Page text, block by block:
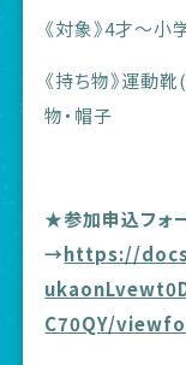
《対象》4才〜小
《持ち物》運動
物・帽子
★参加申込フォ
→https://
C70QY/